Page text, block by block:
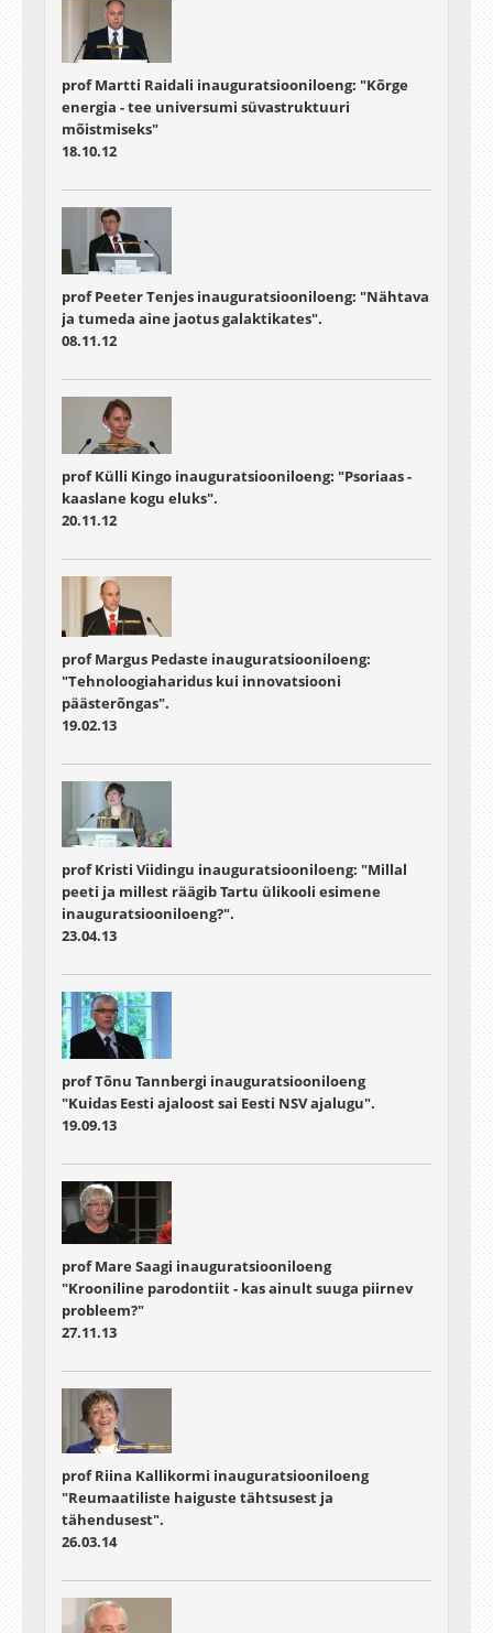
prof Martti Raidali inauguratsiooniloeng: "Kõrge
energia - tee universumi süvastruktuuri
mõistmiseks"
18.10.12
prof Peeter Tenjes inauguratsiooniloeng: "Nähtava
ja tumeda aine jaotus galaktikates".
08.11.12
prof Külli Kingo inauguratsiooniloeng: "Psoriaas -
kaaslane kogu eluks".
20.11.12
prof Margus Pedaste inauguratsiooniloeng:
"Tehnoloogiaharidus kui innovatsiooni
päästerõngas".
19.02.13
prof Kristi Viidingu inauguratsiooniloeng: "Millal
peeti ja millest räägib Tartu ülikooli esimene
inauguratsiooniloeng?".
23.04.13
prof Tõnu Tannbergi inauguratsiooniloeng
"Kuidas Eesti ajaloost sai Eesti NSV ajalugu".
19.09.13
prof Mare Saagi inauguratsiooniloeng
"Krooniline parodontiit - kas ainult suuga piirnev
probleem?"
27.11.13
prof Riina Kallikormi inauguratsiooniloeng
"Reumaatiliste haiguste tähtsusest ja
tähendusest".
26.03.14